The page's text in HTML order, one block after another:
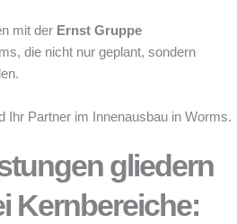
mit der Ernst Gruppe
die nicht nur geplant, sondern
Ihr Partner im Innenausbau in Worms.
gliedern
Kernbereiche: